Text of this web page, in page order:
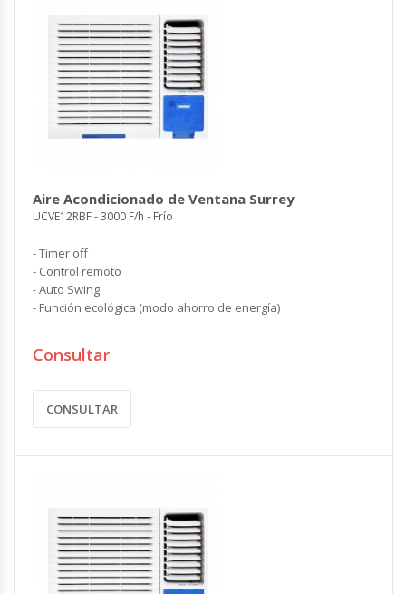
Aire Acondicionado de Ventana Surrey
UCVE12RBF - 3000 F/h - Frío
- Timer off
- Control remoto
- Auto Swing
- Función ecológica (modo ahorro de energía)
Consultar
CONSULTAR